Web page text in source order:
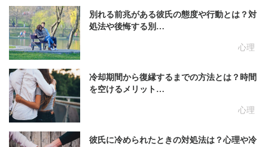
心理
別れる前兆がある彼氏の態度や行動とは？対
処法や後悔する別…
心理
冷却期間から復縁するまでの方法とは？時間
を空けるメリット…
彼氏に冷められたときの対処法は？心理や冷